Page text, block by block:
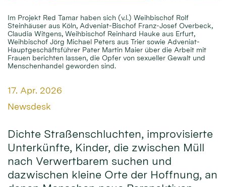
Im Projekt Red Tamar haben sich (v.l.) Weihbischof Rolf
Steinhäuser aus Köln, Adveniat-Bischof Franz-Josef Overbeck,
Claudia Witgens, Weihbischof Reinhard Hauke aus Erfurt,
Weihbischof Jörg Michael Peters aus Trier sowie Adveniat-
Hauptgeschäftsführer Pater Martin Maier über die Arbeit mit
Frauen berichten lassen, die Opfer von sexueller Gewalt und
Menschenhandel geworden sind.
Datum:
17. Apr. 2026
Von:
Newsdesk
Dichte Straßenschluchten, improvisierte
Unterkünfte, Kinder, die zwischen Müll
nach Verwertbarem suchen und
dazwischen kleine Orte der Hoffnung, an